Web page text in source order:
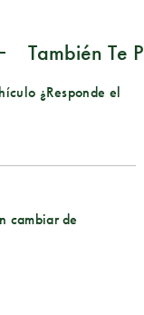
También Te
¿Responde el
cambiar de